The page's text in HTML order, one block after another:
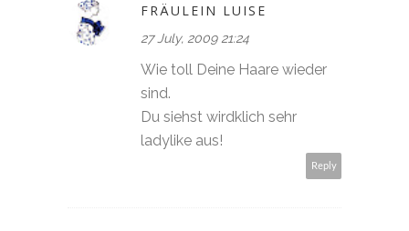
FRÄULEIN LUISE
27 July, 2009 21:24
Wie toll Deine Haare wieder
sind.
Du siehst wirdklich sehr
ladylike aus!
Reply